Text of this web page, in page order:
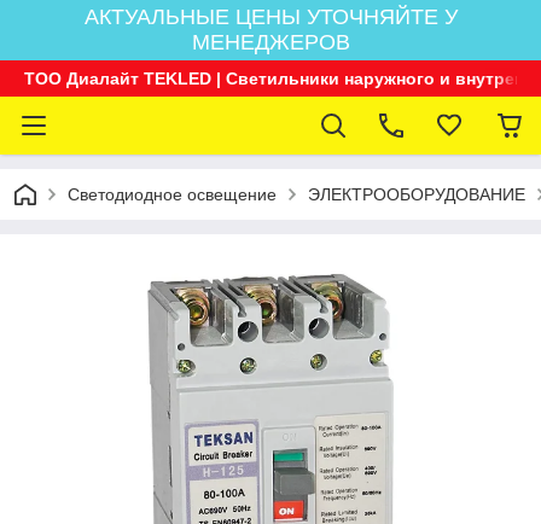
АКТУАЛЬНЫЕ ЦЕНЫ УТОЧНЯЙТЕ У
МЕНЕДЖЕРОВ
ТОО Диалайт TEKLED | Светильники наружного и
Светодиодное освещение ЭЛЕКТРООБОРУДОВАНИЕ